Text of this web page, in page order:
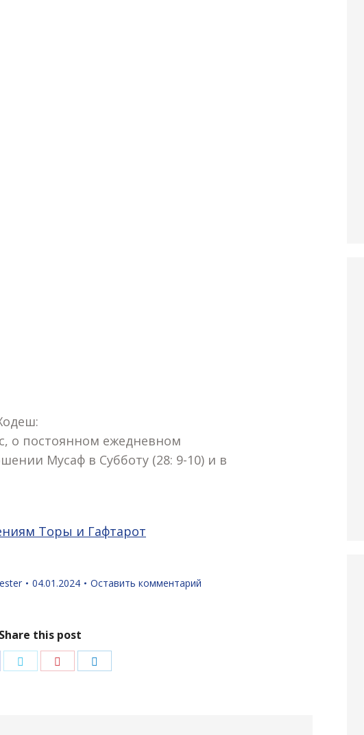
о постоянном ежедневном
Мусаф в Субботу (28: 9-10) и в
Торы и Гафтарот
ester 04.01.2024 Оставить комментарий
Share this post
ПоделитьсяПоделиться